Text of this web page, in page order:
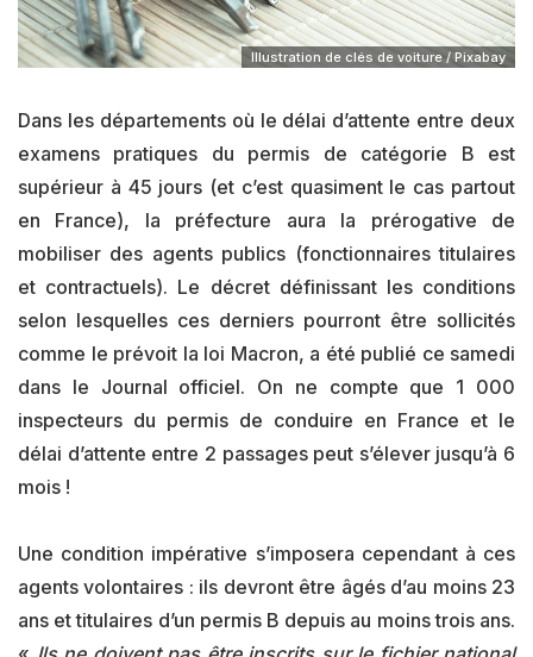
Illustration de clés de voiture / Pixabay
Dans les départements où le délai d’attente entre deux
examens pratiques du permis de catégorie B est
supérieur à 45 jours (et c’est quasiment le cas partout
en France), la préfecture aura la prérogative de
mobiliser des agents publics (fonctionnaires titulaires
et contractuels). Le décret définissant les conditions
selon lesquelles ces derniers pourront être sollicités
comme le prévoit la loi Macron, a été publié ce samedi
dans le Journal officiel. On ne compte que 1 000
inspecteurs du permis de conduire en France et le
délai d’attente entre 2 passages peut s’élever jusqu’à 6
mois !
Une condition impérative s’imposera cependant à ces
agents volontaires : ils devront être âgés d’au moins 23
ans et titulaires d’un permis B depuis au moins trois ans.